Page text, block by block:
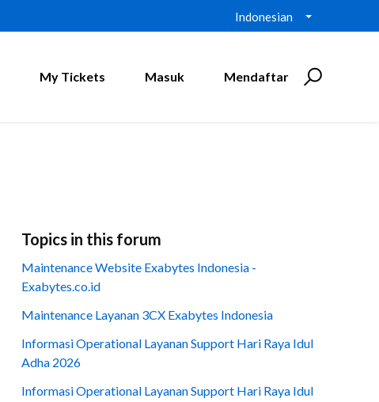
Indonesian
My Tickets Masuk Mendaftar
Topics in this forum
Maintenance Website Exabytes Indonesia -
Exabytes.co.id
Maintenance Layanan 3CX Exabytes Indonesia
Informasi Operational Layanan Support Hari Raya Idul
Adha 2026
Informasi Operational Layanan Support Hari Raya Idul